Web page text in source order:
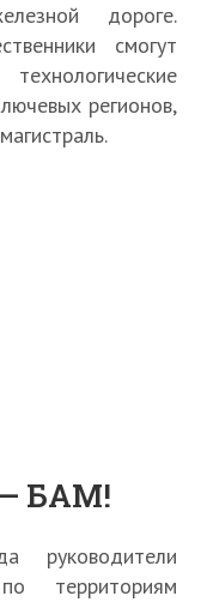
дороге.
смогут
регионов,
— БАМ!
территориям